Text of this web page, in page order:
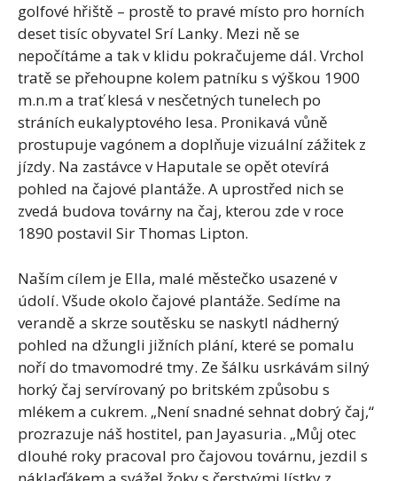
golfové hřiště – prostě to pravé místo pro horních
deset tisíc obyvatel Srí Lanky. Mezi ně se
nepočítáme a tak v klidu pokračujeme dál. Vrchol
tratě se přehoupne kolem patníku s výškou 1900
m.n.m a trať klesá v nesčetných tunelech po
stráních eukalyptového lesa. Pronikavá vůně
prostupuje vagónem a doplňuje vizuální zážitek z
jízdy. Na zastávce v Haputale se opět otevírá
pohled na čajové plantáže. A uprostřed nich se
zvedá budova továrny na čaj, kterou zde v roce
1890 postavil Sir Thomas Lipton.
Naším cílem je Ella, malé městečko usazené v
údolí. Všude okolo čajové plantáže. Sedíme na
verandě a skrze soutěsku se naskytl nádherný
pohled na džungli jižních plání, které se pomalu
noří do tmavomodré tmy. Ze šálku usrkávám silný
horký čaj servírovaný po britském způsobu s
mlékem a cukrem. „Není snadné sehnat dobrý čaj,“
prozrazuje náš hostitel, pan Jayasuria. „Můj otec
dlouhé roky pracoval pro čajovou továrnu, jezdil s